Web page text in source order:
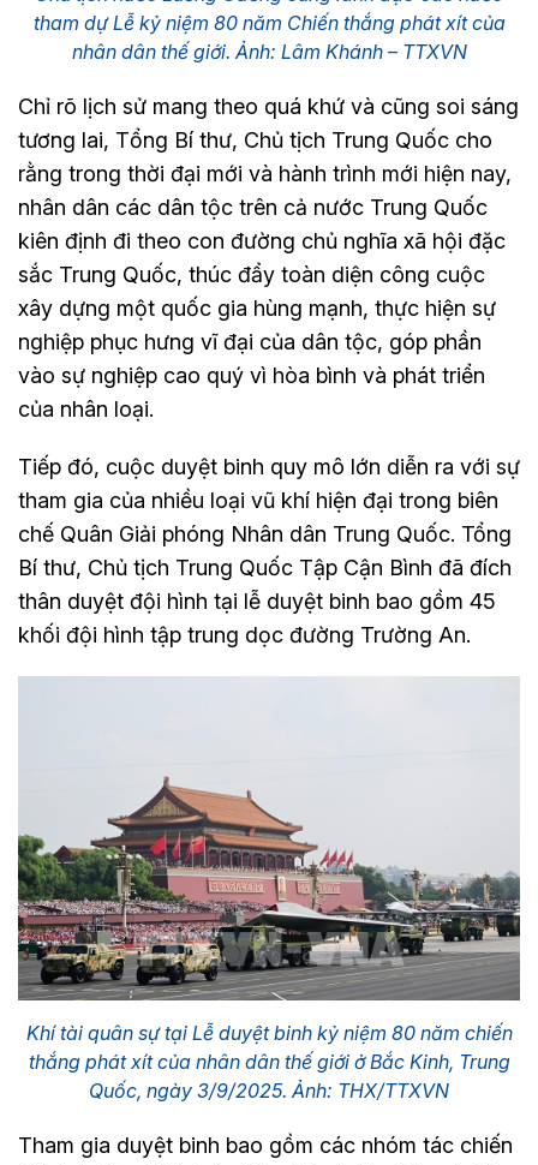
tham dự Lễ kỷ niệm 80 năm Chiến thắng phát xít của
nhân dân thế giới. Ảnh: Lâm Khánh – TTXVN
Chỉ rõ lịch sử mang theo quá khứ và cũng soi sáng
tương lai, Tổng Bí thư, Chủ tịch Trung Quốc cho
rằng trong thời đại mới và hành trình mới hiện nay,
nhân dân các dân tộc trên cả nước Trung Quốc
kiên định đi theo con đường chủ nghĩa xã hội đặc
sắc Trung Quốc, thúc đẩy toàn diện công cuộc
xây dựng một quốc gia hùng mạnh, thực hiện sự
nghiệp phục hưng vĩ đại của dân tộc, góp phần
vào sự nghiệp cao quý vì hòa bình và phát triển
của nhân loại.
Tiếp đó, cuộc duyệt binh quy mô lớn diễn ra với sự
tham gia của nhiều loại vũ khí hiện đại trong biên
chế Quân Giải phóng Nhân dân Trung Quốc. Tổng
Bí thư, Chủ tịch Trung Quốc Tập Cận Bình đã đích
thân duyệt đội hình tại lễ duyệt binh bao gồm 45
khối đội hình tập trung dọc đường Trường An.
Khí tài quân sự tại Lễ duyệt binh kỷ niệm 80 năm chiến
thắng phát xít của nhân dân thế giới ở Bắc Kinh, Trung
Quốc, ngày 3/9/2025. Ảnh: THX/TTXVN
Tham gia duyệt binh bao gồm các nhóm tác chiến